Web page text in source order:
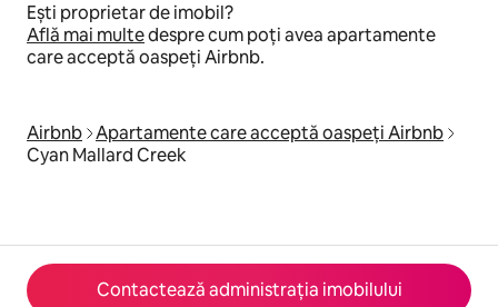
Contactează administrația imobilului
Ești proprietar de imobil?
Află mai multedespre cum poți avea apartamente
care acceptă oaspeți Airbnb.
Airbnb Apartamente care acceptă oaspeți Airbnb
Cyan Mallard Creek